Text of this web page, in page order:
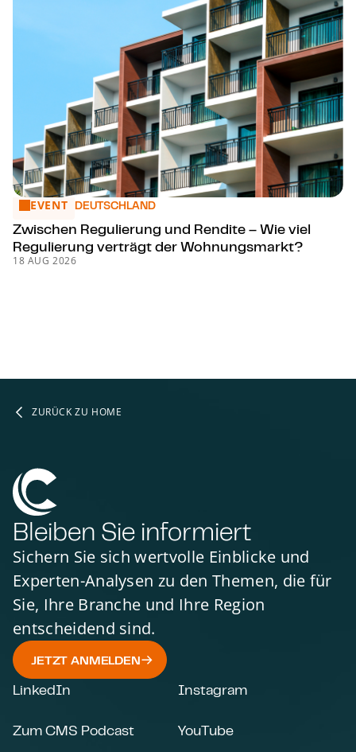
Zwischen Regulierung und Rendite – Wie viel
EVENT DEUTSCHLAND
Zwischen Regulierung und Rendite – Wie viel
Regulierung verträgt der Woh­nungs­markt?
18 AUG 2026
ZURÜCK ZU HOME
Bleiben Sie informiert
Sichern Sie sich wertvolle Einblicke und
Experten-Analysen zu den Themen, die für
Sie, Ihre Branche und Ihre Region
entscheidend sind.
JETZT ANMELDEN
LinkedIn Instagram
Zum CMS Podcast YouTube